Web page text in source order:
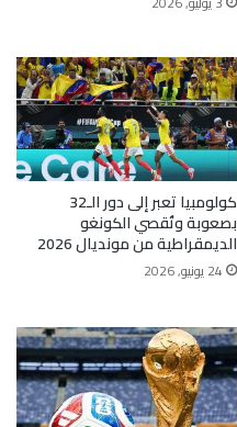
كولومبيا تعبر إلى دور الـ32
بصعوبة وتُقصي الكونغو
الديمقراطية من مونديال 2026
24 يونيو, 2026